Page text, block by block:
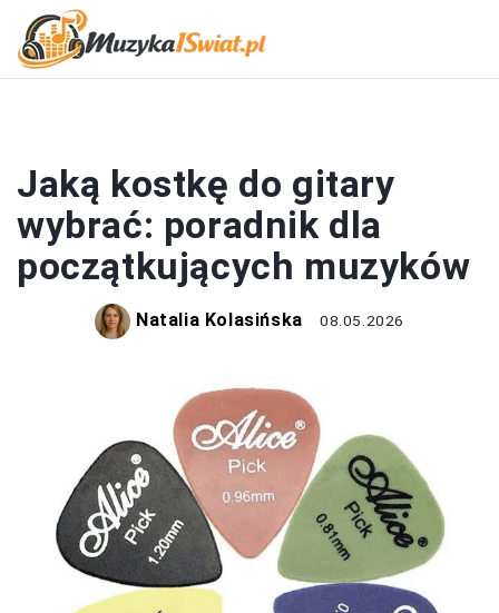
Jaką kostkę do gitary
wybrać: poradnik dla
początkujących muzyków
Natalia Kolasińska 08.05.2026